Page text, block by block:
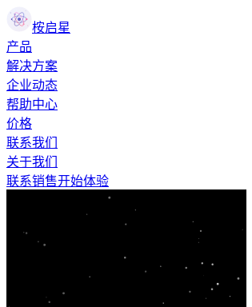
桉启星
产品
解决方案
企业动态
帮助中心
价格
联系我们
关于我们
联系销售开始体验